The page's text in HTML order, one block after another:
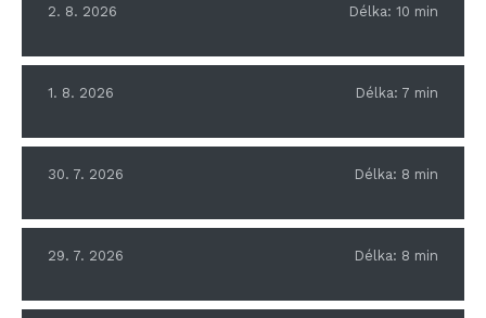
2. 8. 2026 Délka: 10 min
1. 8. 2026 Délka: 7 min
30. 7. 2026 Délka: 8 min
29. 7. 2026 Délka: 8 min